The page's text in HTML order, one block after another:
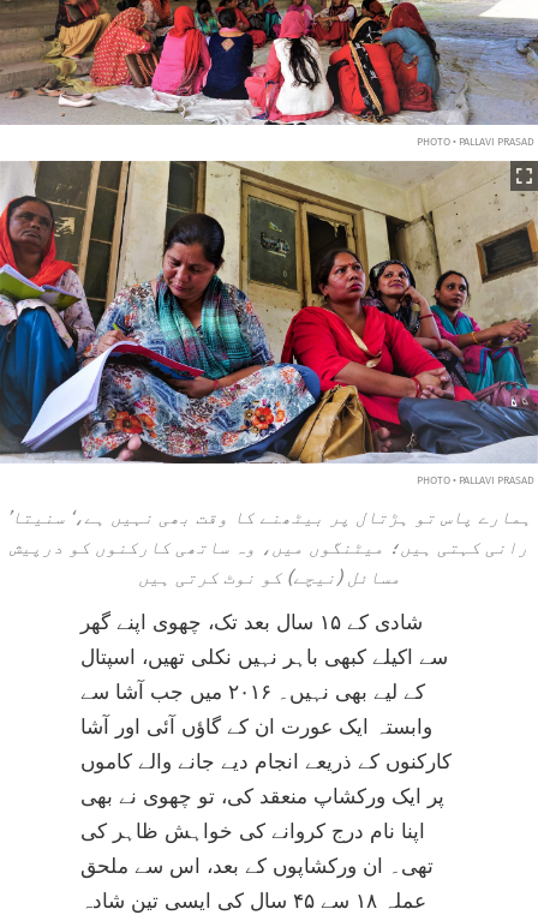
PHOTO • PALLAVI PRASAD
PHOTO • PALLAVI PRASAD
’ہمارے پاس تو ہڑتال پر بیٹھنے کا وقت بھی نہیں ہے،‘ سنیتا
رانی کہتی ہیں؛ میٹنگوں میں، وہ ساتھی کارکنوں کو درپیش
مسائل (نیچے) کو نوٹ کرتی ہیں
شادی کے ۱۵ سال بعد تک، چھوی اپنے گھر
سے اکیلے کبھی باہر نہیں نکلی تھیں، اسپتال
کے لیے بھی نہیں۔ ۲۰۱۶ میں جب آشا سے
وابستہ ایک عورت ان کے گاؤں آئی اور آشا
کارکنوں کے ذریعے انجام دیے جانے والے کاموں
پر ایک ورکشاپ منعقد کی، تو چھوی نے بھی
اپنا نام درج کروانے کی خواہش ظاہر کی
تھی۔ ان ورکشاپوں کے بعد، اس سے ملحق
عملہ ۱۸ سے ۴۵ سال کی ایسی تین شادہ